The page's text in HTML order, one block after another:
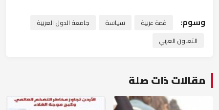
وسوم: قمة عربية سياسة
جامعة الدول العربية
التعاون العربي
مقالات ذات صلة